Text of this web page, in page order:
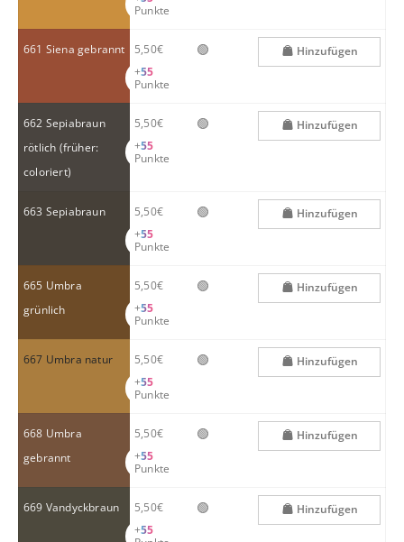
Punkte
661 Siena gebrannt
5,50€
+55
Punkte
🟢 Hinzufügen
662 Sepiabraun
rötlich (früher:
coloriert)
5,50€
+55
Punkte
🟢 Hinzufügen
663 Sepiabraun
5,50€
+55
Punkte
🟢 Hinzufügen
665 Umbra
grünlich
5,50€
+55
Punkte
🟢 Hinzufügen
667 Umbra natur
5,50€
+55
Punkte
🟢 Hinzufügen
668 Umbra
gebrannt
5,50€
+55
Punkte
🟢 Hinzufügen
669 Vandyckbraun
5,50€
+55
🟢 Hinzufügen